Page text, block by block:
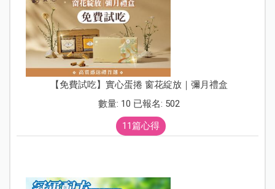
【免費試吃】實心蛋捲 窗花綻放｜彌月禮盒
數量: 10 已報名: 502
11篇心得